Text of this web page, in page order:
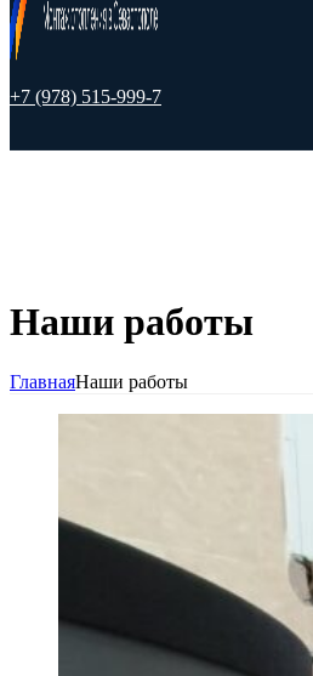
+7 (978) 515-999-7
Наши работы
ГлавнаяНаши работы